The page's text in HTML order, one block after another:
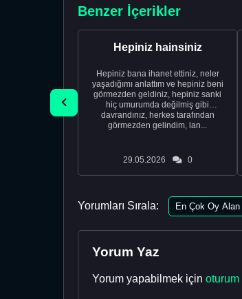
Benzer İçerikler
Hepiniz hainsiniz
Hepiniz bana ihanet ettiniz, neler
yaşadığımı anlattım ve hepiniz beni
görmezden geldiniz, hepiniz sanki
hiç umurumda değilmiş gibi
davrandınız, herkes tarafından
görmezden gelindim, lan...
29.05.2026 0
Yorumları Sırala:
Yorum Yaz
Yorum yapabilmek için oturum